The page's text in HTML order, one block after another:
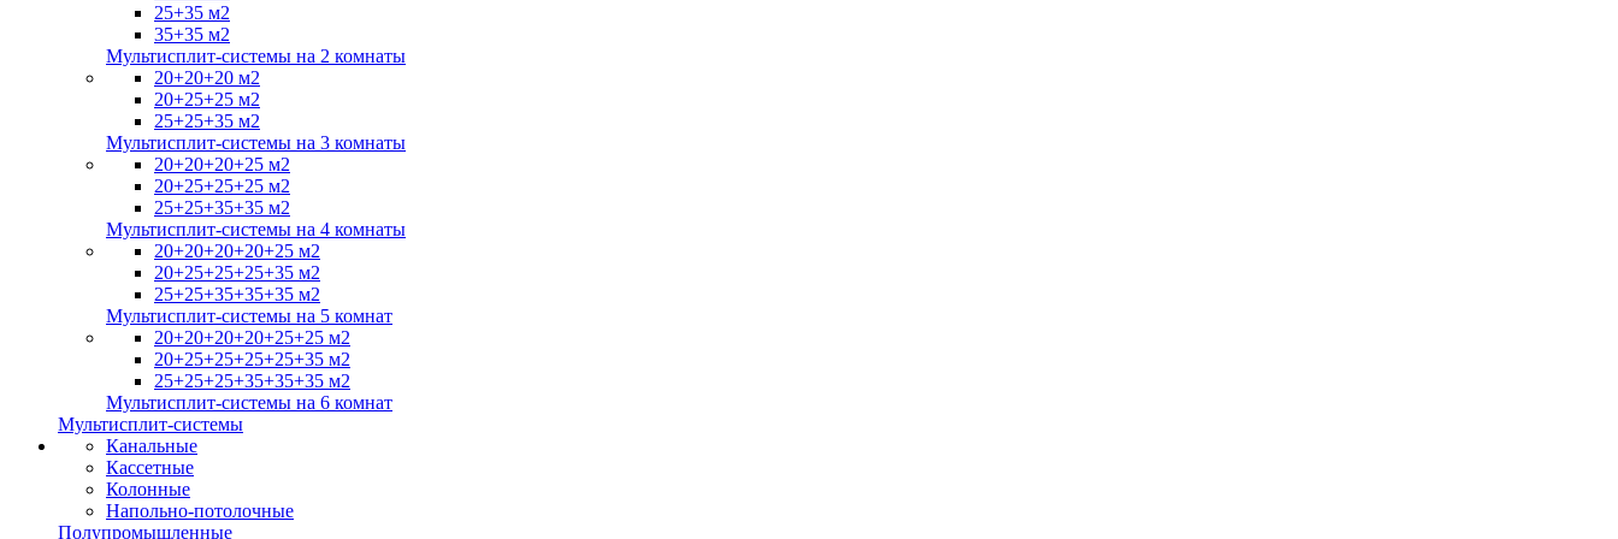
25+35 м2
35+35 м2
Мультисплит-системы на 2 комнаты
20+20+20 м2
20+25+25 м2
25+25+35 м2
Мультисплит-системы на 3 комнаты
20+20+20+25 м2
20+25+25+25 м2
25+25+35+35 м2
Мультисплит-системы на 4 комнаты
20+20+20+20+25 м2
20+25+25+25+35 м2
25+25+35+35+35 м2
Мультисплит-системы на 5 комнат
20+20+20+20+25+25 м2
20+25+25+25+25+35 м2
25+25+25+35+35+35 м2
Мультисплит-системы на 6 комнат
Мультисплит-системы
Канальные
Кассетные
Колонные
Напольно-потолочные
Полупромышленные